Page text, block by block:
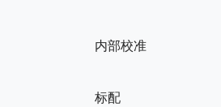
内部校准
标配